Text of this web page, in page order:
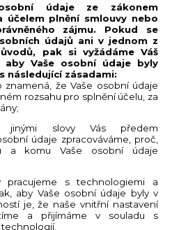
údaje ze zákonem
účelem plnění smlouvy nebo
zájmu. Pokud se
údajů ani v jednom z
pak si vyžádáme Váš
Vaše osobní údaje byly
následující zásadami:
znamená, že Vaše osobní údaje
rozsahu pro splnění účelu, za
jinými slovy Vás předem
údaje zpracováváme, proč,
a komu Vaše osobní údaje
pracujeme s technologiemi a
aby Vaše osobní údaje byly v
je, že naše vnitřní nastavení
a přijímáme v souladu s